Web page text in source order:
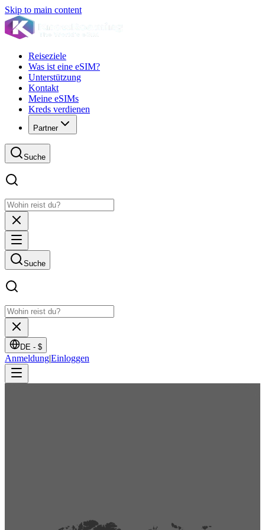
Skip to main content
Reiseziele
Was ist eine eSIM?
Unterstützung
Kontakt
Meine eSIMs
Kreds verdienen
Partner
Suche
Suche
DE - $
Anmeldung|Einloggen